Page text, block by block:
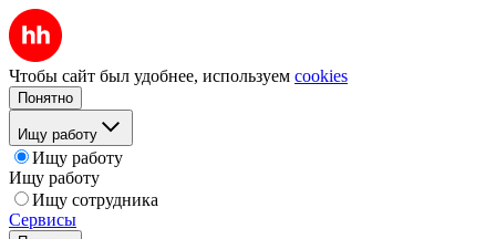
Чтобы сайт был удобнее, используем cookies
Понятно
Ищу работу
Ищу работу
Ищу работу
Ищу сотрудника
Сервисы